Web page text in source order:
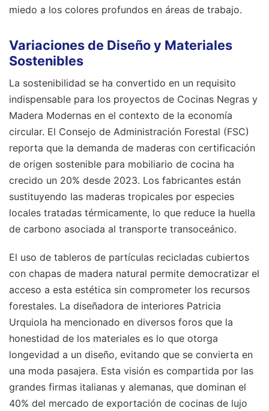
miedo a los colores profundos en áreas de trabajo.
Variaciones de Diseño y Materiales
Sostenibles
La sostenibilidad se ha convertido en un requisito
indispensable para los proyectos de Cocinas Negras y
Madera Modernas en el contexto de la economía
circular. El Consejo de Administración Forestal (FSC)
reporta que la demanda de maderas con certificación
de origen sostenible para mobiliario de cocina ha
crecido un 20% desde 2023. Los fabricantes están
sustituyendo las maderas tropicales por especies
locales tratadas térmicamente, lo que reduce la huella
de carbono asociada al transporte transoceánico.
El uso de tableros de partículas recicladas cubiertos
con chapas de madera natural permite democratizar el
acceso a esta estética sin comprometer los recursos
forestales. La diseñadora de interiores Patricia
Urquiola ha mencionado en diversos foros que la
honestidad de los materiales es lo que otorga
longevidad a un diseño, evitando que se convierta en
una moda pasajera. Esta visión es compartida por las
grandes firmas italianas y alemanas, que dominan el
40% del mercado de exportación de cocinas de lujo